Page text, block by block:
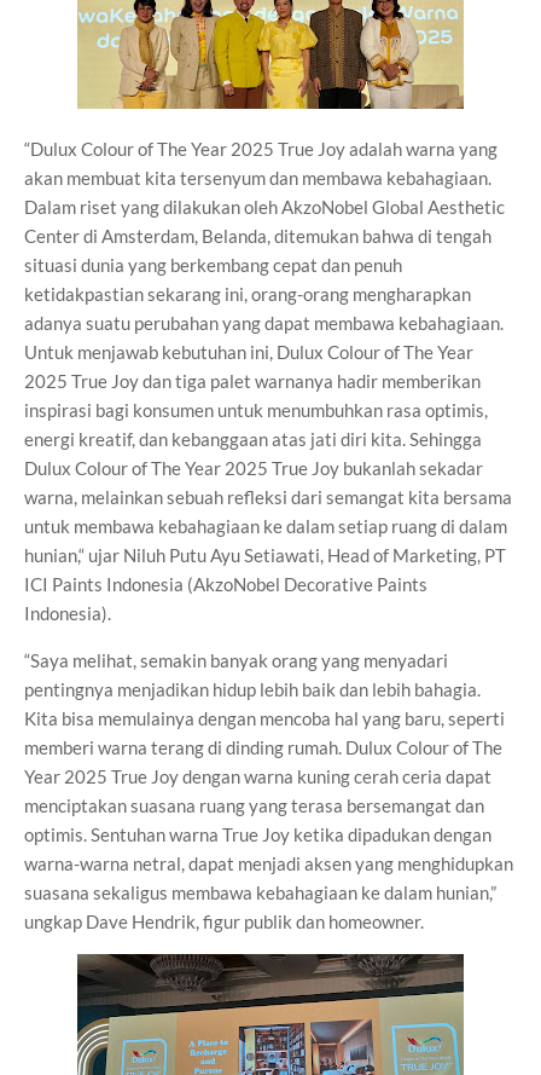
“Dulux Colour of The Year 2025 True Joy adalah warna yang
akan membuat kita tersenyum dan membawa kebahagiaan.
Dalam riset yang dilakukan oleh AkzoNobel Global Aesthetic
Center di Amsterdam, Belanda, ditemukan bahwa di tengah
situasi dunia yang berkembang cepat dan penuh
ketidakpastian sekarang ini, orang-orang mengharapkan
adanya suatu perubahan yang dapat membawa kebahagiaan.
Untuk menjawab kebutuhan ini, Dulux Colour of The Year
2025 True Joy dan tiga palet warnanya hadir memberikan
inspirasi bagi konsumen untuk menumbuhkan rasa optimis,
energi kreatif, dan kebanggaan atas jati diri kita. Sehingga
Dulux Colour of The Year 2025 True Joy bukanlah sekadar
warna, melainkan sebuah refleksi dari semangat kita bersama
untuk membawa kebahagiaan ke dalam setiap ruang di dalam
hunian,“ ujar Niluh Putu Ayu Setiawati, Head of Marketing, PT
ICI Paints Indonesia (AkzoNobel Decorative Paints
Indonesia).
“Saya melihat, semakin banyak orang yang menyadari
pentingnya menjadikan hidup lebih baik dan lebih bahagia.
Kita bisa memulainya dengan mencoba hal yang baru, seperti
memberi warna terang di dinding rumah. Dulux Colour of The
Year 2025 True Joy dengan warna kuning cerah ceria dapat
menciptakan suasana ruang yang terasa bersemangat dan
optimis. Sentuhan warna True Joy ketika dipadukan dengan
warna-warna netral, dapat menjadi aksen yang menghidupkan
suasana sekaligus membawa kebahagiaan ke dalam hunian,”
ungkap Dave Hendrik, figur publik dan homeowner.